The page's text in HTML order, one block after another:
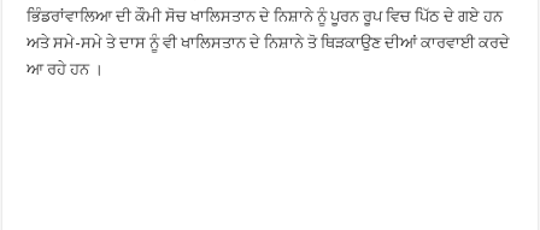
ਭਿੰਡਰਾਂਵਾਲਿਆ ਦੀ ਕੌਮੀ ਸੋਚ ਖਾਲਿਸਤਾਨ ਦੇ ਨਿਸ਼ਾਨੇ ਨੂੰ ਪੂਰਨ ਰੂਪ ਵਿਚ ਪਿੱਠ ਦੇ ਗਏ ਹਨ
ਅਤੇ ਸਮੇ-ਸਮੇ ਤੇ ਦਾਸ ਨੂੰ ਵੀ ਖਾਲਿਸਤਾਨ ਦੇ ਨਿਸ਼ਾਨੇ ਤੋ ਥਿੜਕਾਉਣ ਦੀਆਂ ਕਾਰਵਾਈ ਕਰਦੇ
ਆ ਰਹੇ ਹਨ ।